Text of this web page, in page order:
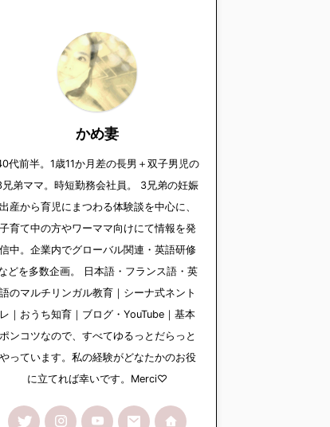
かめ妻
代前半。1歳11か月差の長男＋双子男児の
兄弟ママ。時短勤務会社員。 3兄弟の妊娠
出産から育児にまつわる体験談を中心に、
子育て中の方やワーママ向けにて情報を発
信中。企業内でグローバル関連・英語研修
どを多数企画。 日本語・フランス語・英
語のマルチリンガル教育｜シーナ式ネント
レ｜おうち知育｜ブログ・YouTube｜基本
ポンコツなので、すべてゆるっとだらっと
やっています。私の経験がどなたかのお役
に立てれば幸いです。Merci♡